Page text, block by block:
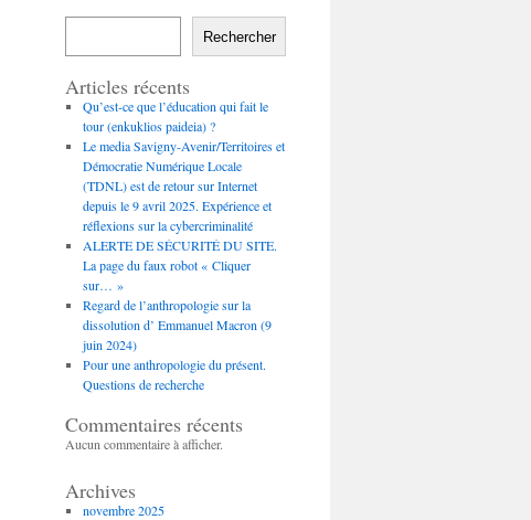
Rechercher
Articles récents
Qu’est-ce que l’éducation qui fait le
tour (enkuklios paideia) ?
Le media Savigny-Avenir/Territoires et
Démocratie Numérique Locale
(TDNL) est de retour sur Internet
depuis le 9 avril 2025. Expérience et
réflexions sur la cybercriminalité
ALERTE DE SÉCURITÉ DU SITE.
La page du faux robot « Cliquer
sur… »
Regard de l’anthropologie sur la
dissolution d’ Emmanuel Macron (9
juin 2024)
Pour une anthropologie du présent.
Questions de recherche
Commentaires récents
Aucun commentaire à afficher.
Archives
novembre 2025